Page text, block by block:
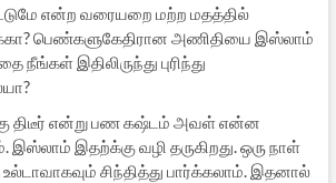
என்ற வரையறை மற்ற மதத்தில்
பெண்களுகேதிரான அணிதியை இஸ்லாம்
நீங்கள் இதிலிருந்து புரிந்து
திடீர் என்று பண கஷ்டம் அவள் என்ன
இதற்க்கு வழி தருகிறது. ஒரு நாள்
சிந்தித்து பார்க்கலாம். இதனால்